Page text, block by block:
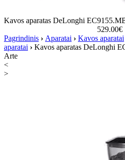
Kavos aparatas DeLonghi
529.00€
Pagrindinis › Aparatai › Kavos aparatai
aparatai › Kavos aparatas DeLonghi
Arte
<
>